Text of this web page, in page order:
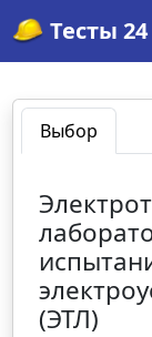
Тесты 24
Выбор
(ЭТЛ)